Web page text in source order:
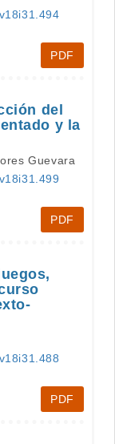
PDF
del
y la
Guevara
PDF
PDF